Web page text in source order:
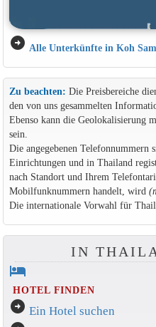
arrow_circle_right Alle Unterkünfte in Koh
Zu beachten: Die Preisbereiche
den von uns gesammelten
Ebenso kann die Geolokalisierung
sein.
Die angegebenen Telefonnummern
Einrichtungen und in Thailand
nach Standort und Ihrem
Mobilfunknummern handelt, wird
Die internationale Vorwahl für
IN
hotel
HOTEL FINDEN
arrow_circle_right Ein Hotel suchen